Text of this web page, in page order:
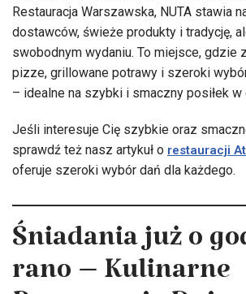
Restauracja Warszawska, NUTA stawia
dostawców, świeże produkty i tradycję,
swobodnym wydaniu. To miejsce, gdzie
pizze, grillowane potrawy i szeroki
– idealne na szybki i smaczny posiłek w
Jeśli interesuje Cię szybkie oraz
sprawdź też nasz artykuł o restauracji
oferuje szeroki wybór dań dla każdego.
Śniadania już o
rano – Kulinarne